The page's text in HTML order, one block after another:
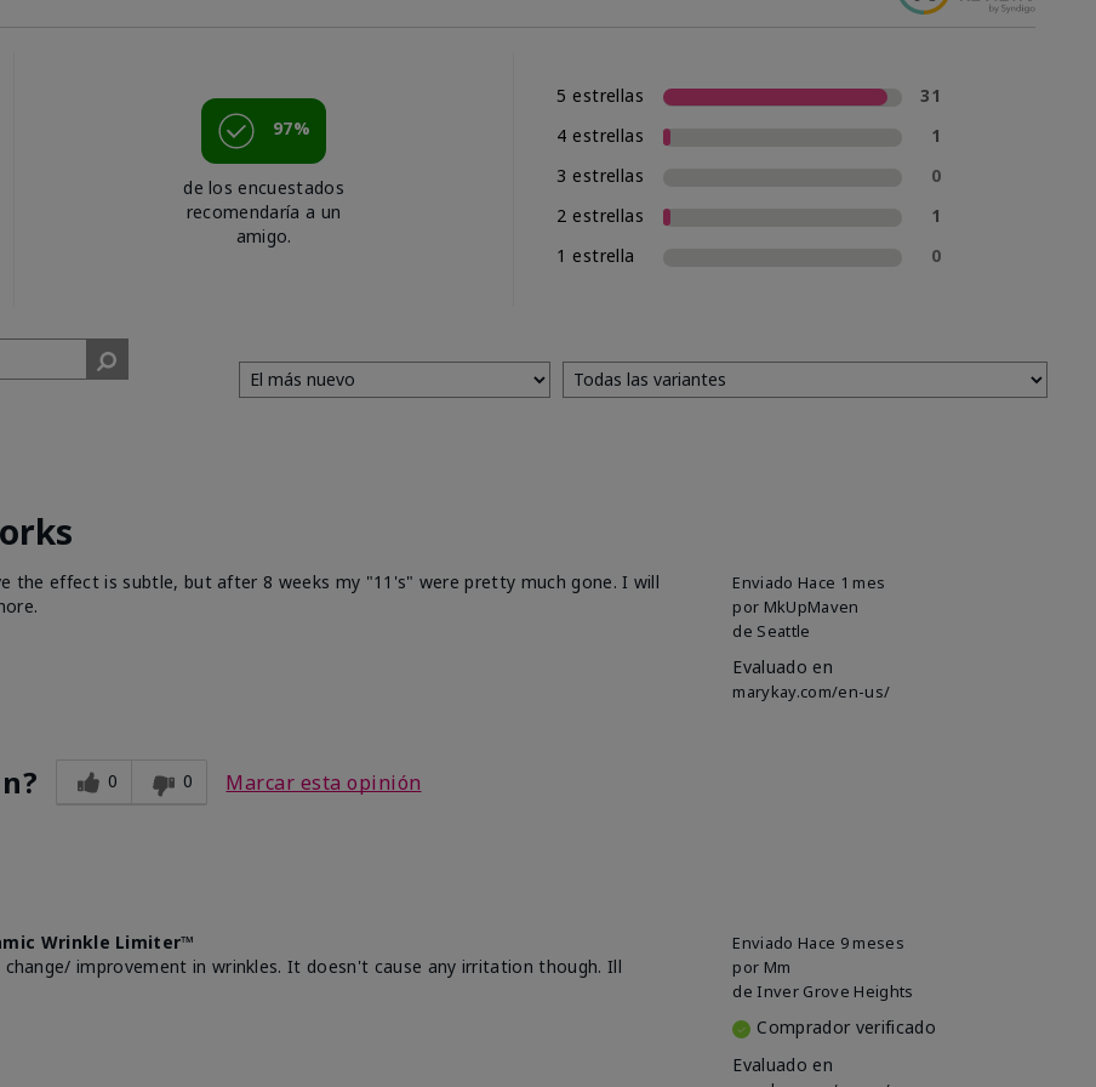
97%
de los encuestados
recomendaría a un
amigo.
5 estrellas
31
4 estrellas
1
3 estrellas
0
2 estrellas
1
1 estrella
0
Enviado Hace 1 mes
por MkUpMaven
de Seattle
Evaluado en
marykay.com/en-us/
the effect is subtle, but after 8 weeks my "11's" were pretty much gone. I will
0 0 Marcar esta opinión
Enviado Hace 9 meses
por Mm
de Inver Grove Heights
Comprador verificado
Evaluado en
Wrinkle Limiter™
improvement in wrinkles. It doesn't cause any irritation though. Ill